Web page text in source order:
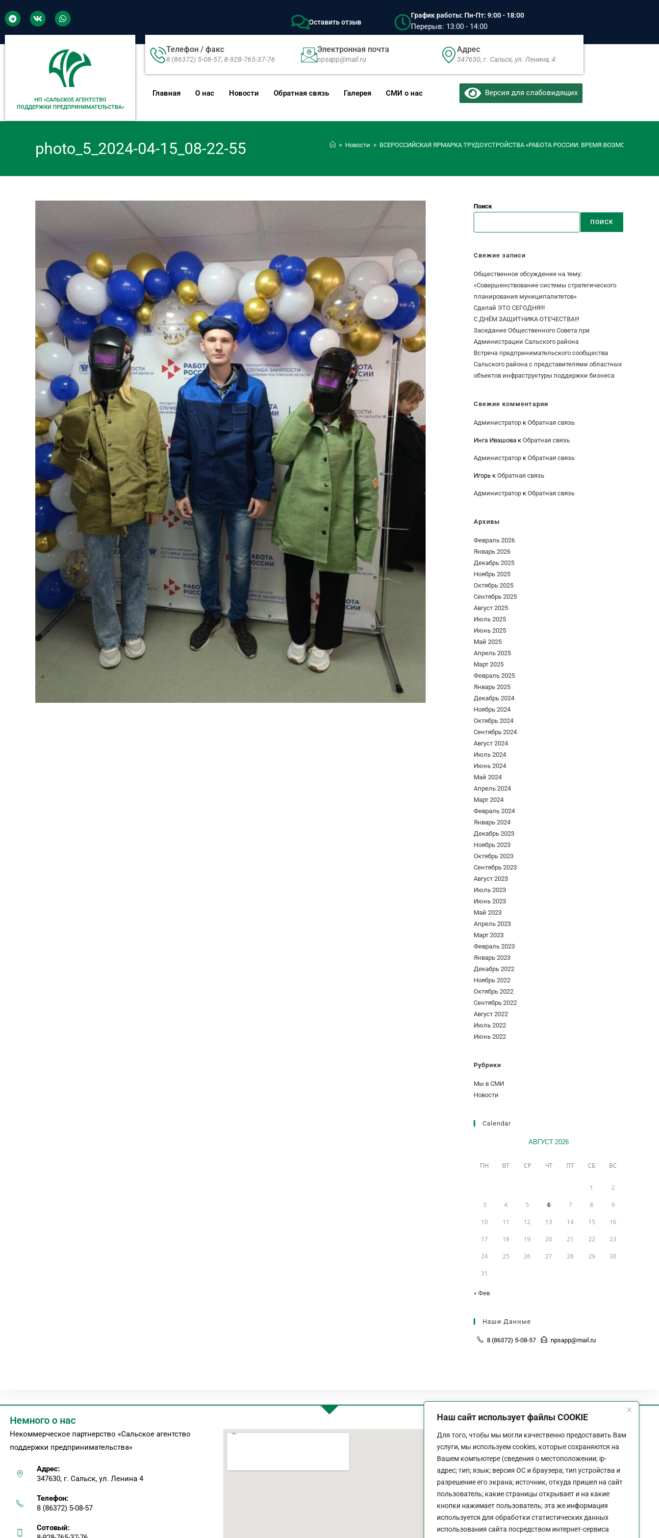
Наш сайт использует файлы COOKIE
Для того, чтобы мы могли качественно предоставить Вам
услуги, мы используем cookies, которые сохраняются на
Вашем компьютере (сведения о местоположении; ip-
адрес; тип; язык; версия ОС и браузера; тип устройства и
разрешение его экрана; источник, откуда пришел на сайт
пользователь; какие страницы открывает и на какие
кнопки нажимает пользователь; эта же информация
используется для обработки статистических данных
использования сайта посредством интернет-сервиса
Оставить отзыв
График работы: Пн-Пт: 9:00 - 18:00
Перерыв: 13:00 - 14:00
НП «САЛЬСКОЕ АГЕНТСТВО
ПОДДЕРЖКИ ПРЕДПРИНИМАТЕЛЬСТВА»
Телефон / факс
8 (86372) 5-08-57, 8-928-765-37-76
Электронная почта
npsapp@mail.ru
Адрес
347630, г. Сальск, ул. Ленина, 4​
Главная О нас Новости Обратная связь Галерея СМИ о нас Версия для слабовидящих
photo_5_2024-04-15_08-22-55 > Новости > ВСЕРОССИЙСКАЯ ЯРМАРКА ТРУДОУСТРОЙСТВА «РАБОТА РОССИИ. ВРЕМЯ
Поиск
ПОИСК
Свежие записи
Общественное обсуждение на тему:
«Совершенствование системы стратегического
планирования муниципалитетов»
Сделай ЭТО СЕГОДНЯ!!!
С ДНЁМ ЗАЩИТНИКА ОТЕЧЕСТВА!!!
Заседание Общественного Совета при
Администрации Сальского района
Встреча предпринимательского сообщества
Сальского района с представителями областных
объектов инфраструктуры поддержки бизнеса
Свежие комментарии
Администратор к Обратная связь
Инга Ивашова к Обратная связь
Администратор к Обратная связь
Игорь к Обратная связь
Администратор к Обратная связь
Архивы
Февраль 2026
Январь 2026
Декабрь 2025
Ноябрь 2025
Октябрь 2025
Сентябрь 2025
Август 2025
Июль 2025
Июнь 2025
Май 2025
Апрель 2025
Март 2025
Февраль 2025
Январь 2025
Декабрь 2024
Ноябрь 2024
Октябрь 2024
Сентябрь 2024
Август 2024
Июль 2024
Июнь 2024
Май 2024
Апрель 2024
Март 2024
Февраль 2024
Январь 2024
Декабрь 2023
Ноябрь 2023
Октябрь 2023
Сентябрь 2023
Август 2023
Июль 2023
Июнь 2023
Май 2023
Апрель 2023
Март 2023
Февраль 2023
Январь 2023
Декабрь 2022
Ноябрь 2022
Октябрь 2022
Сентябрь 2022
Август 2022
Июль 2022
Июнь 2022
Рубрики
Мы в СМИ
Новости
Calendar
АВГУСТ 2026
ПН ВТ СР ЧТ ПТ СБ ВС
1 2
3 4 5 6 7 8 9
10 11 12 13 14 15 16
17 18 19 20 21 22 23
24 25 26 27 28 29 30
31
« Фев
Наши Данные
8 (86372) 5-08-57 npsapp@mail.ru
Немного о нас
Некоммерческое партнерство «Сальское агентство
поддержки предпринимательства»
Адрес:
347630, г. Сальск, ул. Ленина 4
Телефон:
8 (86372) 5-08-57
Сотовый:
График работы
9:00 - 18:00
Выходной:Сб - Вс
Политика конфиденциальности сайта